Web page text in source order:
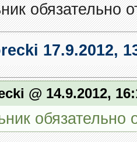
обязательно
17.9.2012,
@ 14.9.2012,
обязательно